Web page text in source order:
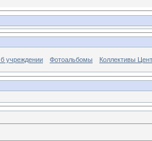
учреждении Фотоальбомы Коллективы